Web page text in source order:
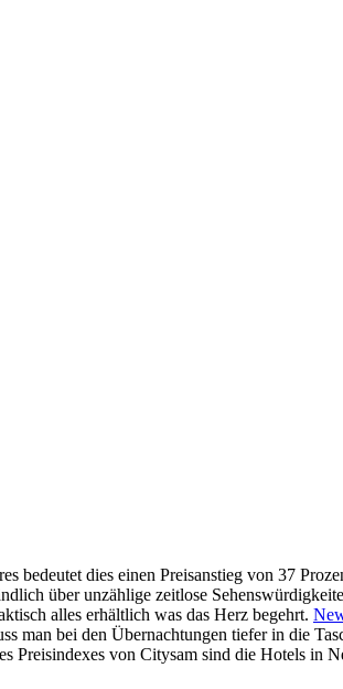
bedeutet dies einen Preisanstieg von 37
über unzählige zeitlose
alles erhältlich was das Herz begehrt.
man bei den Übernachtungen tiefer in die
Preisindexes von Citysam sind die Hotels in